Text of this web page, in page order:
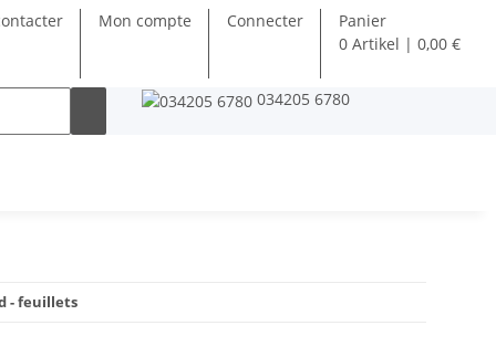
Mon compte Connecter
Panier
0 Artikel | 0,00 €
034205 6780
- feuillets